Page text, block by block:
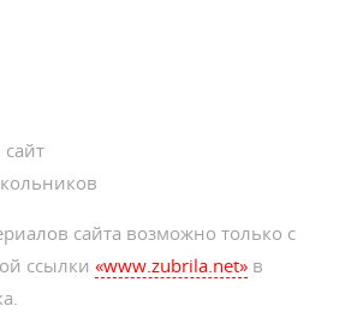
сайта возможно только с
ссылки«www.zubrila.net» в